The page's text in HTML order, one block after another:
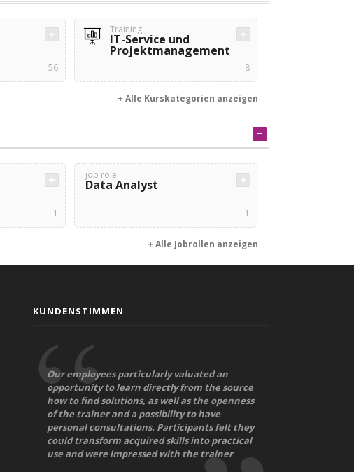
56
Training
IT-Service und
Projektmanagement
8
+ Alle Kurskategorien anzeigen
1
job role
Data Analyst
1
+ Alle Jobrollen anzeigen
KUNDENSTIMMEN
Our employees particularly valuated an
opportunity to learn directly from the source
how to find solutions, as well as the openness
of the trainer and a possibility to have
personal consultations. Participants felt they
could transform acquired skills into practical
use and were impressed with the trainer